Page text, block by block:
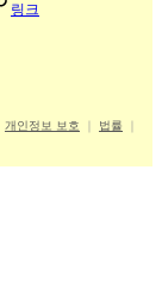
링크
개인정보 보호 법률